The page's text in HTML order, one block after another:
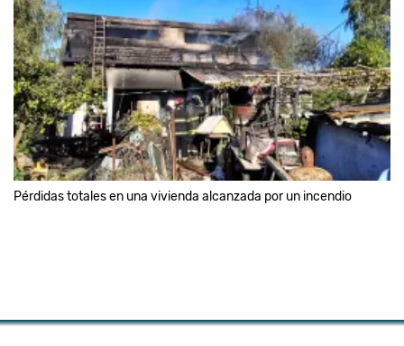
Pérdidas totales en una vivienda alcanzada por un incendio